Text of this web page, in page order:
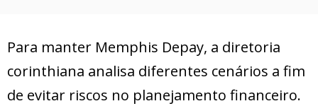
Para manter Memphis Depay, a diretoria
corinthiana analisa diferentes cenários a fim
de evitar riscos no planejamento financeiro.